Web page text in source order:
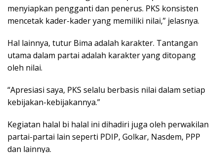
menyiapkan pengganti dan penerus. PKS konsisten
mencetak kader-kader yang memiliki nilai,” jelasnya.
Hal lainnya, tutur Bima adalah karakter. Tantangan
utama dalam partai adalah karakter yang ditopang
oleh nilai.
“Apresiasi saya, PKS selalu berbasis nilai dalam setiap
kebijakan-kebijakannya.”
Kegiatan halal bi halal ini dihadiri juga oleh perwakilan
partai-partai lain seperti PDIP, Golkar, Nasdem, PPP
dan lainnya.